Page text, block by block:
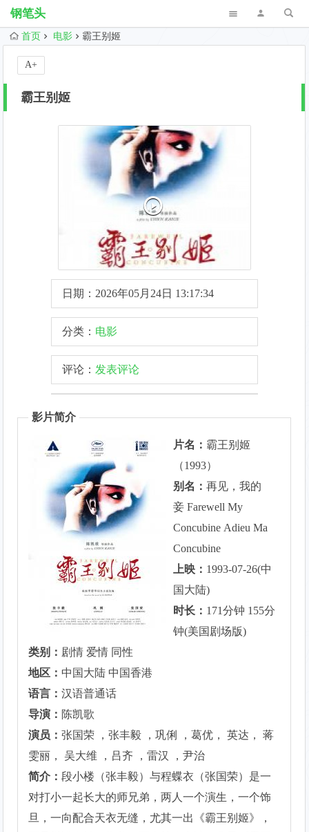
钢笔头
首页 电影 霸王别姬
霸王别姬
日期：2026年05月24日 13:17:34
分类： 电影
评论： 发表评论
影片简介
片名： 霸王别姬
（1993）
别名：再见，我的
妾 Farewell My
Concubine Adieu Ma
Concubine
上映： 1993-07-26(中
国大陆)
时长： 171分钟 155分
钟(美国剧场版)
类别： 剧情 爱情 同性
地区： 中国大陆 中国香港
语言：汉语普通话
导演： 陈凯歌
演员：张国荣 ，张丰毅 ，巩俐 ，葛优， 英达， 蒋
雯丽， 吴大维 ，吕齐 ，雷汉 ，尹治
简介：段小楼（张丰毅）与程蝶衣（张国荣）是一
对打小一起长大的师兄弟，两人一个演生，一个饰
旦，一向配合天衣无缝，尤其一出《霸王别姬》，
A+